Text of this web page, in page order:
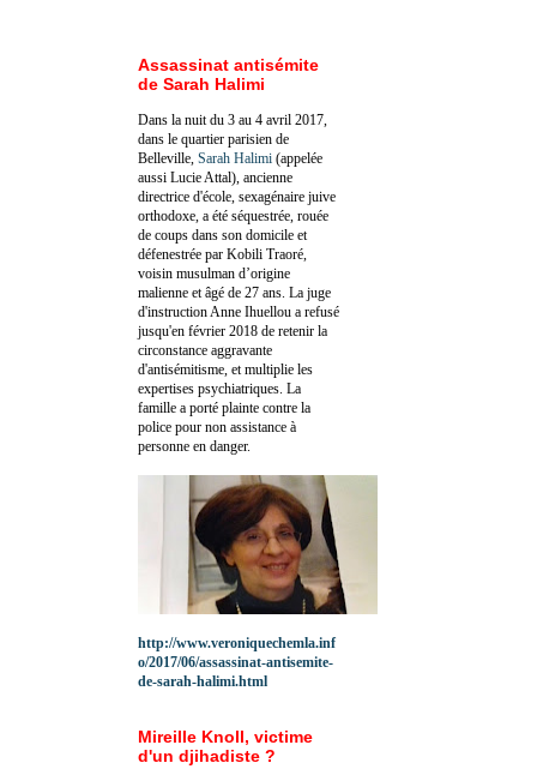
Assassinat antisémite
de Sarah Halimi
Dans la nuit du 3 au 4 avril 2017,
dans le quartier parisien de
Belleville, Sarah Halimi (appelée
aussi Lucie Attal), ancienne
directrice d'école, sexagénaire juive
orthodoxe, a été séquestrée, rouée
de coups dans son domicile et
défenestrée par Kobili Traoré,
voisin musulman d’origine
malienne et âgé de 27 ans. La juge
d'instruction Anne Ihuellou a refusé
jusqu'en février 2018 de retenir la
circonstance aggravante
d'antisémitisme, et multiplie les
expertises psychiatriques. La
famille a porté plainte contre la
police pour non assistance à
personne en danger.
http://www.veroniquechemla.inf
o/2017/06/assassinat-antisemite-
de-sarah-halimi.html
Mireille Knoll, victime
d'un djihadiste ?